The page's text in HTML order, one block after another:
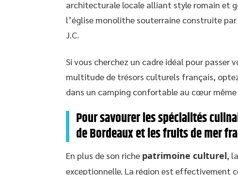
architecturale locale alliant style romain et
l’église monolithe souterraine construite par
J.C.
Si vous cherchez un cadre idéal pour passer
multitude de trésors culturels français,
dans un camping confortable au cœur
Pour savourer les spécialités
de Bordeaux et les fruits de mer
En plus de son riche patrimoine culturel,
exceptionnelle. La région est effectivement